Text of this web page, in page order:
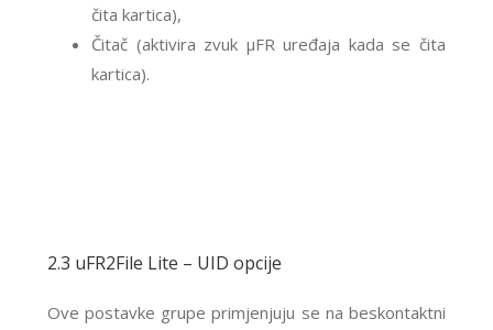
čita kartica),
Čitač (aktivira zvuk μFR uređaja kada se čita
kartica).
2.3 uFR2File Lite – UID opcije
Ove postavke grupe primjenjuju se na beskontaktni